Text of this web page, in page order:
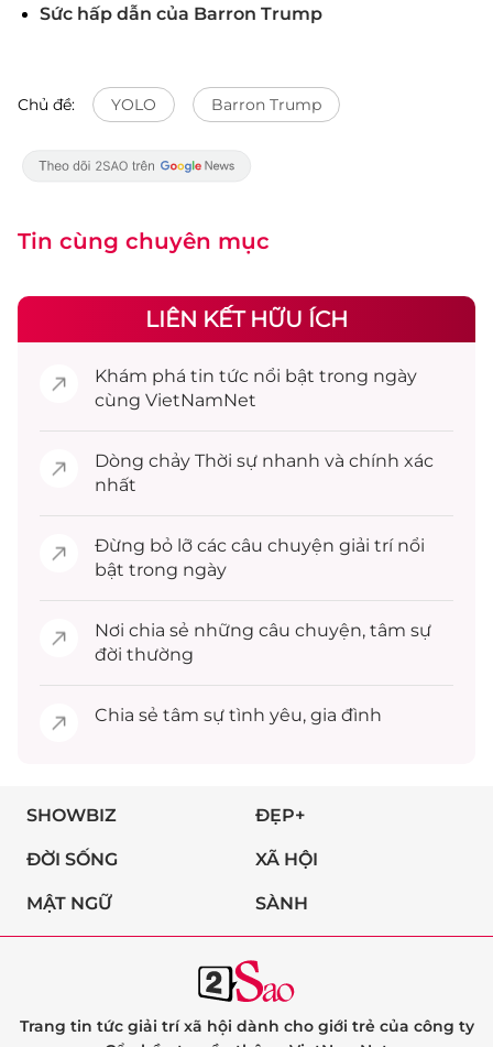
Sức hấp dẫn của Barron Trump
Chủ đề: YOLO Barron Trump
Tin cùng chuyên mục
LIÊN KẾT HỮU ÍCH
Khám phá tin tức nổi bật trong ngày
cùng VietNamNet
Dòng chảy Thời sự nhanh và chính xác
nhất
Đừng bỏ lỡ các câu chuyện giải trínổi
bật trong ngày
Nơi chia sẻ những câu chuyện, tâm sự
đời thường
Chia sẻ tâm sự tình yêu, gia đình
SHOWBIZ ĐẸP+
ĐỜI SỐNG XÃ HỘI
MẬT NGỮ SÀNH
Trang tin tức giải trí xã hội dành cho giới trẻ của công ty